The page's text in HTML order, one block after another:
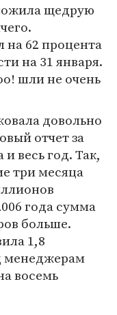
щедрую
на 62 процента
на 31 января.
шли не очень
довольно
отчет за
весь год. Так,
три месяца
года сумма
больше.
1,8
менеджерам
восемь